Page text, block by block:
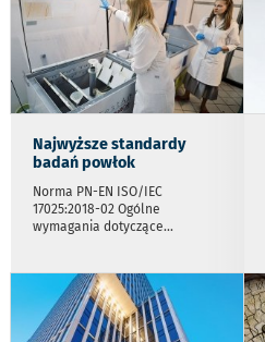
Najwyższe standardy
badań powłok
Norma PN-EN ISO/IEC
17025:2018-02 Ogólne
wymagania dotyczące...